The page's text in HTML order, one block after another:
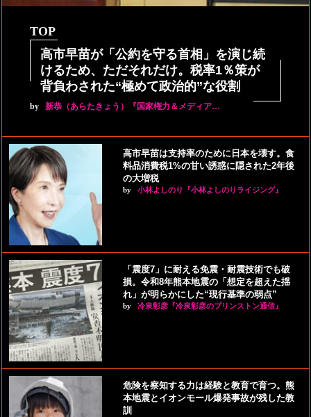
TOP
高市早苗が「公約を守る首相」を演じ続
けるため、ただそれだけ。税率1％策が
背負わされた“極めて政治的”な役割
by 新恭（あらたきょう）『国家権力＆メディア…
高市早苗は支持率のために日本を壊す。食
料品消費税1%の甘い誘惑に隠された2年後
の大増税
by 小林よしのり『小林よしのりライジング』
「震度7」に耐える免震・耐震技術でも破
損。令和8年熊本地震の「想定を超えた揺
れ」が明らかにした“現行基準の弱点”
by 冷泉彰彦『冷泉彰彦のプリンストン通信』
危険を察知する力は経験と教育で育つ。熊
本地震とイオンモール爆発事故が残した教
訓